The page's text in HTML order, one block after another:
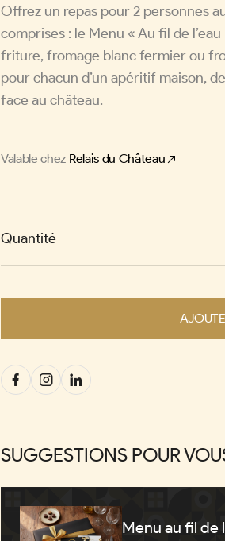
Offrez un repas pour 2 personnes
comprises : le Menu « Au fil de
friture, fromage blanc fermier ou
pour chacun d’un apéritif maison,
face au château.
Valable chez Relais du Château
Quantité
SUGGESTIONS POUR
Menu au fil de